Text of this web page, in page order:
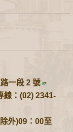
一段 2 號
線：(02) 2341-
外)09：00至